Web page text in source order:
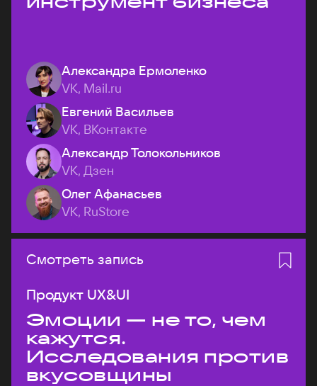
Александра Ермоленко
VK, Mail.ru
Евгений Васильев
VK, ВКонтакте
Александр Толокольников
VK, Дзен
Олег Афанасьев
VK, RuStore
Смотреть запись
Продукт UX&UI
Эмоции — не то, чем
кажутся.
Исследования против
вкусовщины